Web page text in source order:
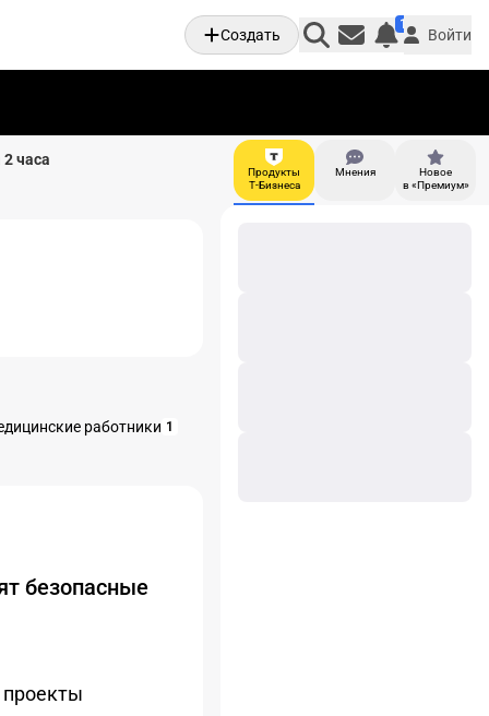
Создать
1
Личные
Войти
часа
работники 1
безопасные
проекты
Продукты
Т-Бизнеса
Мнения
Новое
в «Премиум»